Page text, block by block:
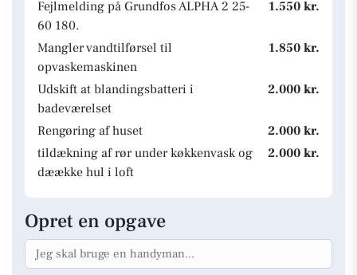
Fejlmelding på Grundfos ALPHA 2 25-
60 180.
1.550 kr.
Mangler vandtilførsel til
opvaskemaskinen
1.850 kr.
Udskift at blandingsbatteri i
badeværelset
2.000 kr.
Rengøring af huset
2.000 kr.
tildækning af rør under køkkenvask og
dæække hul i loft
2.000 kr.
Opret en opgave